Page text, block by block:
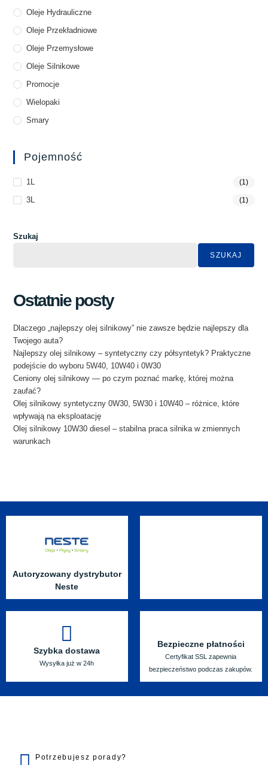
Oleje Hydrauliczne
Oleje Przekładniowe
Oleje Przemysłowe
Oleje Silnikowe
Promocje
Wielopaki
Smary
Pojemność
1L (1)
3L (1)
Szukaj
SZUKAJ
Ostatnie posty
Dlaczego „najlepszy olej silnikowy” nie zawsze będzie najlepszy dla
Twojego auta?
Najlepszy olej silnikowy – syntetyczny czy półsyntetyk? Praktyczne
podejście do wyboru 5W40, 10W40 i 0W30
Ceniony olej silnikowy — po czym poznać markę, której można
zaufać?
Olej silnikowy syntetyczny 0W30, 5W30 i 10W40 – różnice, które
wpływają na eksploatację
Olej silnikowy 10W30 diesel – stabilna praca silnika w zmiennych
warunkach
Autoryzowany dystrybutor
Neste
Szybka dostawa
Wysyłka już w 24h
Bezpieczne płatności
Certyfikat SSL zapewnia
bezpieczeństwo podczas zakupów.
Potrzebujesz porady?